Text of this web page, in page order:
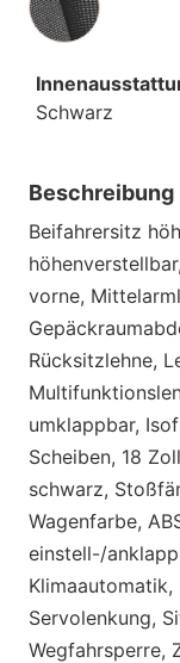
Schwarz
Beschreibung
Beifahrersitz
vorne,
Rücksitzlehne,
umklappbar,
Scheiben, 18
schwarz,
Wagenfarbe,
einstell-/
Klimaautomatik,
Servolenkung,
Wegfahrsperre,